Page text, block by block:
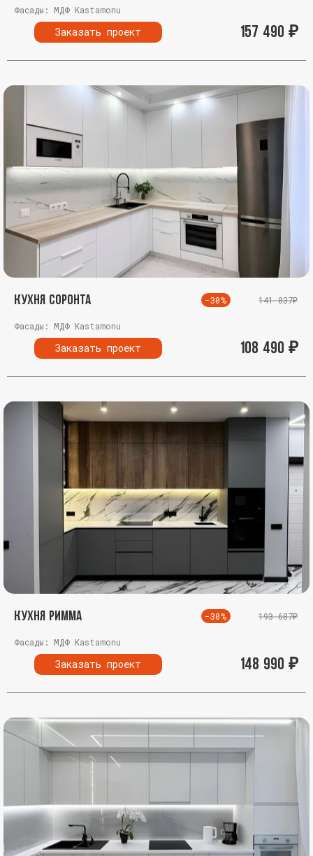
Фасады: МДФ Kastamonu
Заказать проект 157 490 ₽
Кухня Соронта -30% 141 037₽
Фасады: МДФ Kastamonu
Заказать проект 108 490 ₽
Кухня Римма -30% 193 687₽
Фасады: МДФ Kastamonu
Заказать проект 148 990 ₽